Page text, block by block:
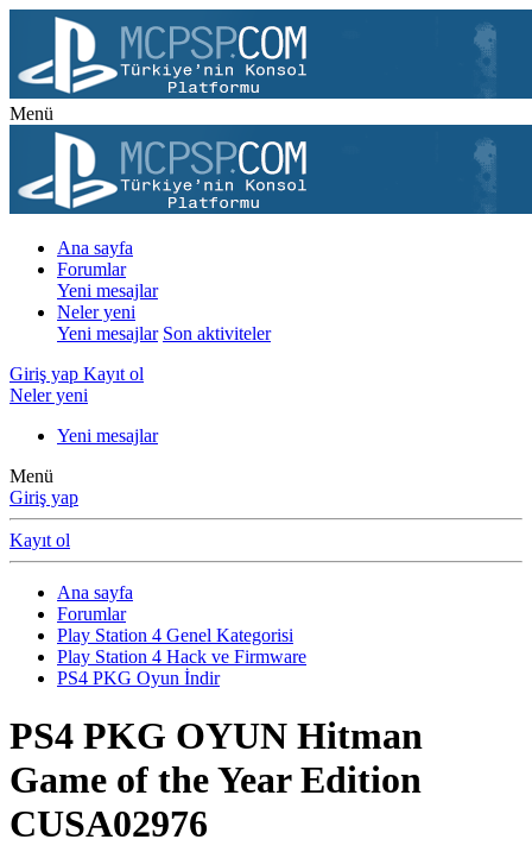
Menü
Ana sayfa
Forumlar
Yeni mesajlar
Neler yeni
Yeni mesajlar Son aktiviteler
Giriş yap Kayıt ol
Neler yeni
Yeni mesajlar
Menü
Giriş yap
Kayıt ol
Ana sayfa
Forumlar
Play Station 4 Genel Kategorisi
Play Station 4 Hack ve Firmware
PS4 PKG Oyun İndir
PS4 PKG OYUN Hitman
Game of the Year Edition
CUSA02976